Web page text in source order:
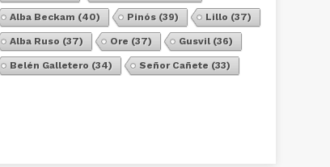
Alba Beckam (40) Pinós (39) Lillo (37)
Alba Ruso (37) Ore (37) Gusvil (36)
Belén Galletero (34) Señor Cañete (33)